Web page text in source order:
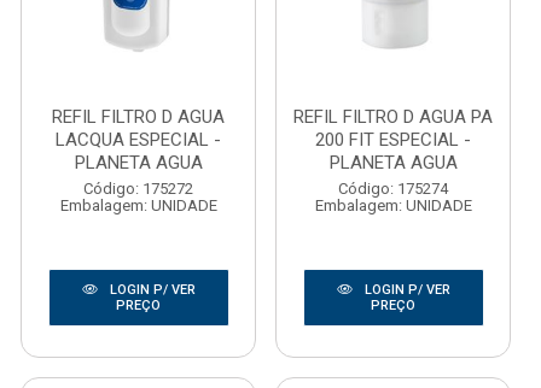
REFIL FILTRO D AGUA
LACQUA ESPECIAL -
PLANETA AGUA
Código: 175272
Embalagem: UNIDADE
LOGIN P/ VER
PREÇO
REFIL FILTRO D AGUA PA
200 FIT ESPECIAL -
PLANETA AGUA
Código: 175274
Embalagem: UNIDADE
LOGIN P/ VER
PREÇO